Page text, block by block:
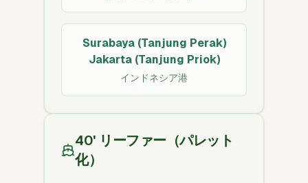
Surabaya (Tanjung Perak)
Jakarta (Tanjung Priok)
インドネシア港
40' リーファー（パレット
化）